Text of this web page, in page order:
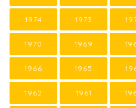
1974 1973
1970 1969
1966 1965
1962 1961